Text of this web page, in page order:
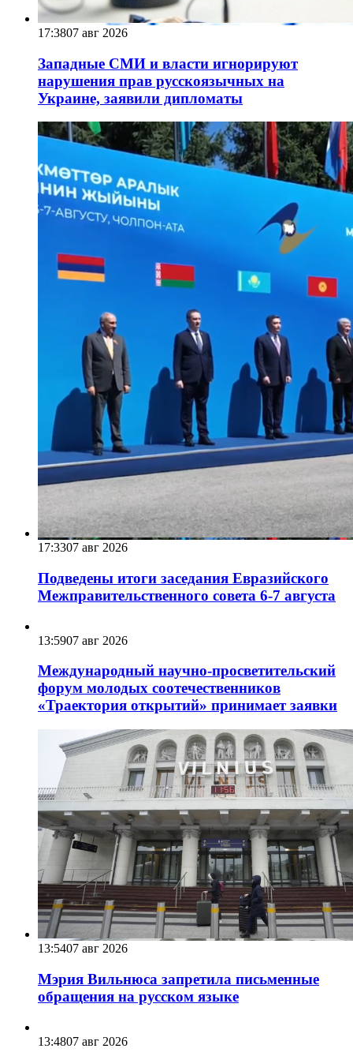
17:3807 авг 2026
Западные СМИ и власти игнорируют
нарушения прав русскоязычных на
Украине, заявили дипломаты
17:3307 авг 2026
Подведены итоги заседания Евразийского
Межправительственного совета 6-7 августа
13:5907 авг 2026
Международный научно-просветительский
форум молодых соотечественников
«Траектория открытий» принимает заявки
13:5407 авг 2026
Мэрия Вильнюса запретила письменные
обращения на русском языке
13:4807 авг 2026